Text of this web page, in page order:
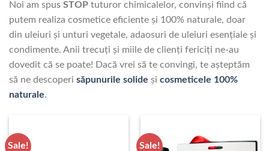
Noi am spus STOP tuturor chimicalelor, convinși fiind că
putem realiza cosmetice eficiente și 100% naturale, doar
din uleiuri și unturi vegetale, adaosuri de uleiuri esențiale și
condimente. Anii trecuți și miile de clienți fericiți ne-au
dovedit că se poate! Dacă vrei să te convingi, te așteptăm
să ne descoperi săpunurile solide și cosmeticele 100%
naturale.
Sale! Sale!